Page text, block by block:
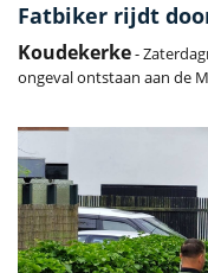
Fatbiker rijdt
Koudekerke-
ongeval ontstaan aan de